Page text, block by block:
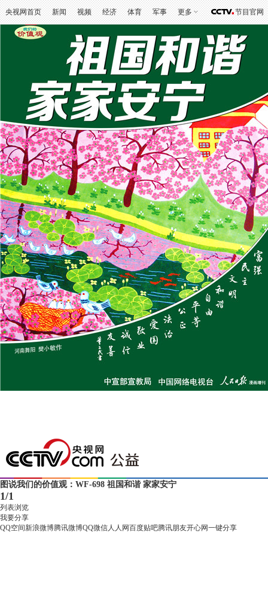
Esc键可退出全屏浏览
央视网首页
新闻 视频 经济 体育 军事 更多 节目官网
图说我们的价值观：WF-698 祖国和谐 家家安宁
1/1
列表浏览
我要分享
QQ空间新浪微博腾讯微博QQ微信人人网百度贴吧腾讯朋友开心网一键分享